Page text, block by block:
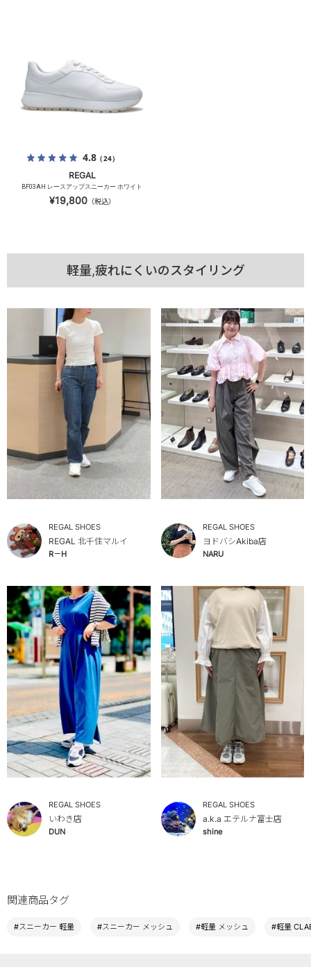
4.8（24）
REGAL
BF03AH レースアップスニーカー ホワイト
¥19,800（税込）
軽量,疲れにくいのスタイリング
REGAL SHOES
REGAL 北千住マルイ
R－H
REGAL SHOES
ヨドバシAkiba店
NARU
REGAL SHOES
いわき店
DUN
REGAL SHOES
a.k.a エテルナ富士店
shine
関連商品タグ
#スニーカー 軽量 #スニーカー メッシュ #軽量 メッシュ #軽量